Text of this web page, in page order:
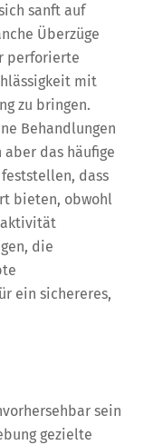
sanft auf
Überzüge
perforierte
mit
zu bringen.
Behandlungen
das häufige
dass
bieten, obwohl
die
ein sichereres,
sein
gezielte